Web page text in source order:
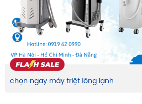
chọn ngay máy triệt lông lạnh